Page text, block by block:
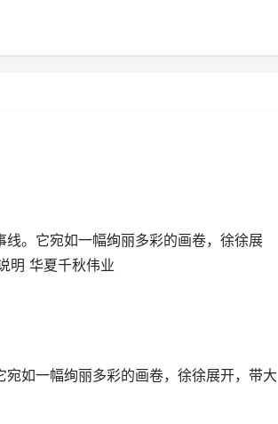
。它宛如一幅绚丽多彩的画卷，徐徐展
明 华夏千秋伟业
如一幅绚丽多彩的画卷，徐徐展开，带大